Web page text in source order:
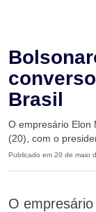
Brasil
O empresário Elon
(20), com o
Publicado em 20 de maio
O empresário